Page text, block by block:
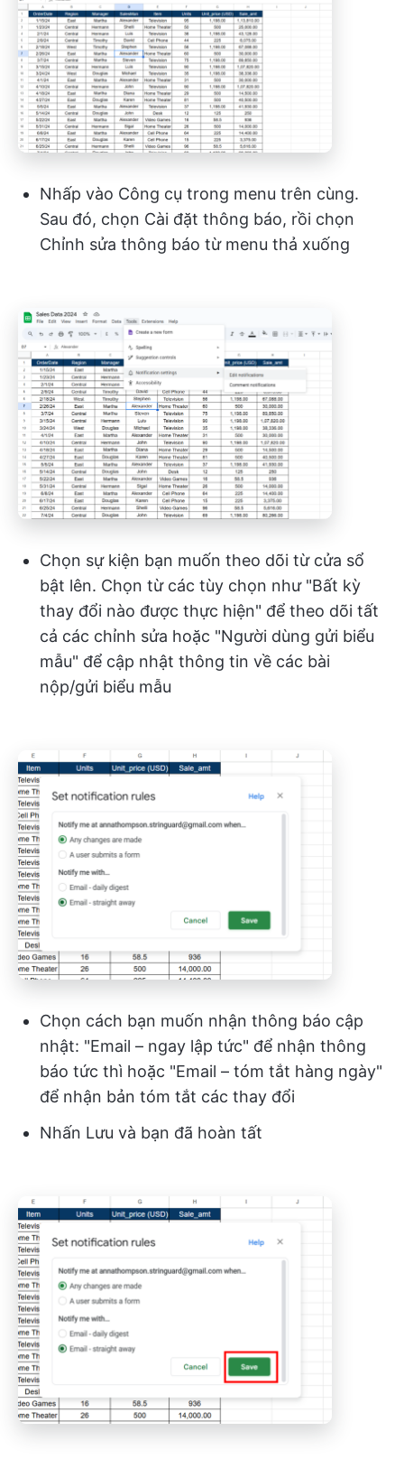
Nhấp vào Công cụ trong menu trên cùng.
Sau đó, chọn Cài đặt thông báo, rồi chọn
Chỉnh sửa thông báo từ menu thả xuống
Chọn sự kiện bạn muốn theo dõi từ cửa sổ
bật lên. Chọn từ các tùy chọn như "Bất kỳ
thay đổi nào được thực hiện" để theo dõi tất
cả các chỉnh sửa hoặc "Người dùng gửi biểu
mẫu" để cập nhật thông tin về các bài
nộp/gửi biểu mẫu
Chọn cách bạn muốn nhận thông báo cập
nhật: "Email – ngay lập tức" để nhận thông
báo tức thì hoặc "Email – tóm tắt hàng ngày"
để nhận bản tóm tắt các thay đổi
Nhấn Lưu và bạn đã hoàn tất